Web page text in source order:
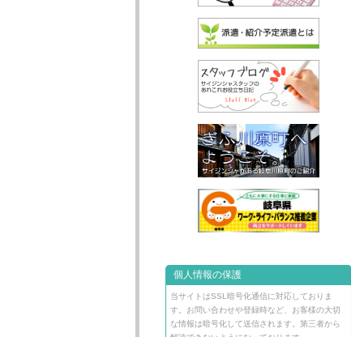
個人情報の保護
当サイトはSSL暗号化通信に対応しておりま
す。お問い合わせや登録時など、お客様の大切
な情報は暗号化して送信されます。第三者から